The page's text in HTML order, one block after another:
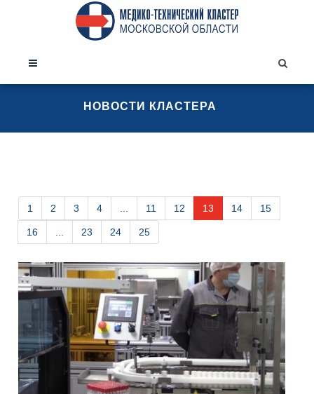
НОВОСТИ КЛАСТЕРА
1 2 3 4 11 12 13 14 15
16 23 24 25